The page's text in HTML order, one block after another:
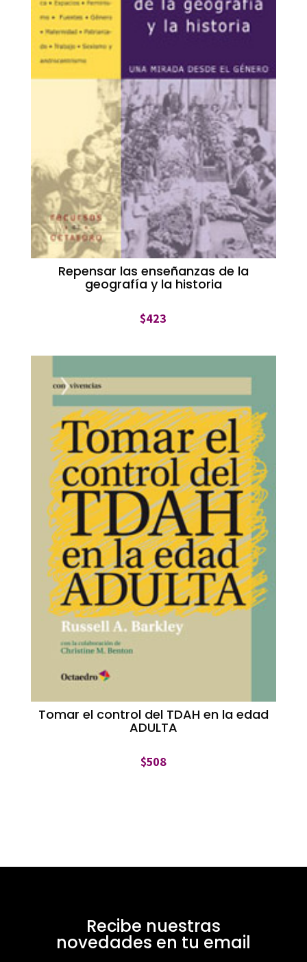
Repensar las enseñanzas de la
geografía y la historia
$423
Tomar el control del TDAH en la edad
ADULTA
$508
Recibe nuestras
novedades en tu email